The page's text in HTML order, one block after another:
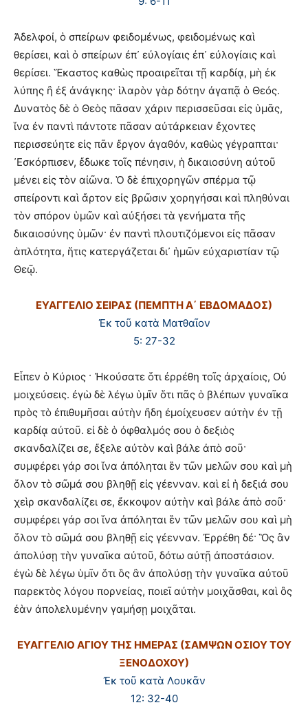
Ἀδελφοί, ὁ σπείρων φειδομένως, φειδομένως καὶ
θερίσει, καὶ ὁ σπείρων ἐπ᾽ εὐλογίαις ἐπ᾽ εὐλογίαις καὶ
θερίσει. Ἕκαστος καθὼς προαιρεῖται τῇ καρδίᾳ, μὴ ἐκ
λύπης ἢ ἐξ ἀνάγκης· ἱλαρὸν γὰρ δότην ἀγαπᾷ ὁ Θεός.
Δυνατὸς δὲ ὁ Θεὸς πᾶσαν χάριν περισσεῦσαι εἰς ὑμᾶς,
ἵνα ἐν παντὶ πάντοτε πᾶσαν αὐτάρκειαν ἔχοντες
περισσεύητε εἰς πᾶν ἔργον ἀγαθόν, καθὼς γέγραπται·
᾽Εσκόρπισεν, ἔδωκε τοῖς πένησιν, ἡ δικαιοσύνη αὐτοῦ
μένει εἰς τὸν αἰῶνα. Ὁ δὲ ἐπιχορηγῶν σπέρμα τῷ
σπείροντι καὶ ἄρτον εἰς βρῶσιν χορηγήσαι καὶ πληθύναι
τὸν σπόρον ὑμῶν καὶ αὐξήσει τὰ γενήματα τῆς
δικαιοσύνης ὑμῶν· ἐν παντὶ πλουτιζόμενοι εἰς πᾶσαν
ἁπλότητα, ἥτις κατεργάζεται δι᾽ ἡμῶν εὐχαριστίαν τῷ
Θεῷ.
ΕΥΑΓΓΕΛΙΟ ΣΕΙΡΑΣ (ΠΕΜΠΤΗ Α΄ ΕΒΔΟΜΑΔΟΣ)
Ἐκ τοῦ κατὰ Ματθαῖον
5: 27-32
Εἶπεν ὁ Κύριος · Ἠκούσατε ὅτι ἐρρέθη τοῖς ἀρχαίοις, Οὐ
μοιχεύσεις. ἐγὼ δὲ λέγω ὑμῖν ὅτι πᾶς ὁ βλέπων γυναῖκα
πρὸς τὸ ἐπιθυμῆσαι αὐτὴν ἤδη ἐμοίχευσεν αὐτὴν ἐν τῇ
καρδίᾳ αὐτοῦ. εἰ δὲ ὁ ὀφθαλμός σου ὁ δεξιὸς
σκανδαλίζει σε, ἔξελε αὐτὸν καὶ βάλε ἀπὸ σοῦ·
συμφέρει γάρ σοι ἵνα ἀπόληται ἓν τῶν μελῶν σου καὶ μὴ
ὅλον τὸ σῶμά σου βληθῇ εἰς γέενναν. καὶ εἰ ἡ δεξιά σου
χεὶρ σκανδαλίζει σε, ἔκκοψον αὐτὴν καὶ βάλε ἀπὸ σοῦ·
συμφέρει γάρ σοι ἵνα ἀπόληται ἓν τῶν μελῶν σου καὶ μὴ
ὅλον τὸ σῶμά σου βληθῇ εἰς γέενναν. Ἐρρέθη δέ· Ὃς ἂν
ἀπολύσῃ τὴν γυναῖκα αὐτοῦ, δότω αὐτῇ ἀποστάσιον.
ἐγὼ δὲ λέγω ὑμῖν ὅτι ὃς ἂν ἀπολύσῃ τὴν γυναῖκα αὐτοῦ
παρεκτὸς λόγου πορνείας, ποιεῖ αὐτὴν μοιχᾶσθαι, καὶ ὃς
ἐὰν ἀπολελυμένην γαμήσῃ μοιχᾶται.
ΕΥΑΓΓΕΛΙΟ ΑΓΙΟΥ ΤΗΣ ΗΜΕΡΑΣ (ΣΑΜΨΩΝ ΟΣΙΟΥ ΤΟΥ
ΞΕΝΟΔΟΧΟΥ)
Ἐκ τοῦ κατὰ Λουκᾶν
12: 32-40